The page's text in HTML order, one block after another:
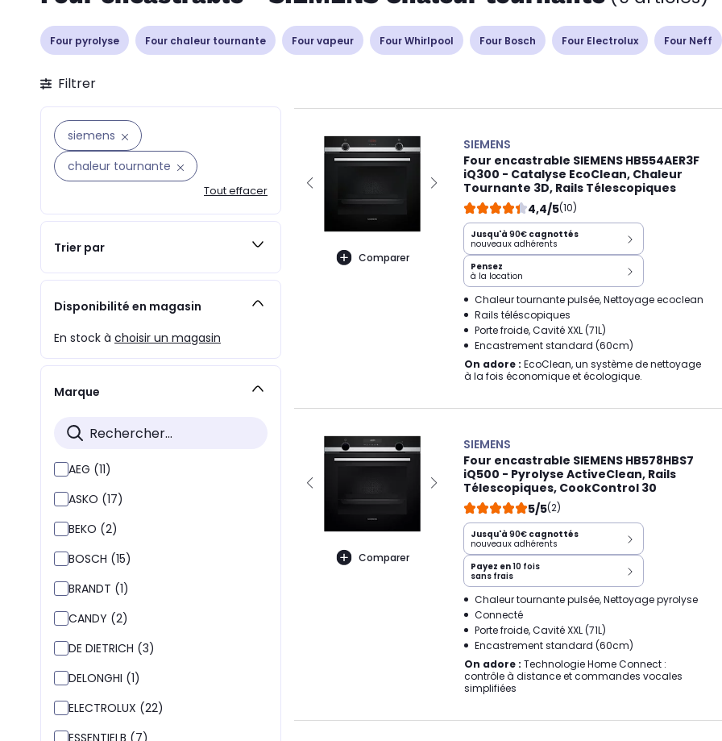
Four pyrolyse Four chaleur tournante Four vapeur Four Whirlpool Four Bosch Four Electrolux Four Neff
Filtrer
siemens
chaleur tournante
Tout effacer
Trier par
Disponibilité en magasin
En stock à choisir un magasin
Marque
AEG (11)
ASKO (17)
BEKO (2)
BOSCH (15)
BRANDT (1)
CANDY (2)
DE DIETRICH (3)
DELONGHI (1)
ELECTROLUX (22)
ESSENTIELB (7)
Comparer
SIEMENS
Four encastrable SIEMENS HB554AER3F
iQ300 - Catalyse EcoClean, Chaleur
Tournante 3D, Rails Télescopiques
4,4/5(10)
Jusqu'à 90€ cagnottés
nouveaux adhérents
Pensez
à la location
Chaleur tournante pulsée, Nettoyage ecoclean
Rails téléscopiques
Porte froide, Cavité XXL (71L)
Encastrement standard (60cm)
On adore : EcoClean, un système de nettoyage
à la fois économique et écologique.
Comparer
SIEMENS
Four encastrable SIEMENS HB578HBS7
iQ500 - Pyrolyse ActiveClean, Rails
Télescopiques, CookControl 30
5/5(2)
Jusqu'à 90€ cagnottés
nouveaux adhérents
Payez en10 fois
sans frais
Chaleur tournante pulsée, Nettoyage pyrolyse
Connecté
Porte froide, Cavité XXL (71L)
Encastrement standard (60cm)
On adore : Technologie Home Connect :
contrôle à distance et commandes vocales
simplifiées